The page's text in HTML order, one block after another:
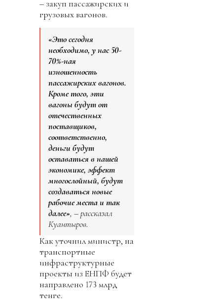
– закуп пассажирских и
грузовых вагонов.
«Это сегодня
необходимо, у нас 50-
70%-ная
изношенность
пассажирских вагонов.
Кроме того, эти
вагоны будут от
отечественных
поставщиков,
соответственно,
деньги будут
оставаться в нашей
экономике, эффект
многослойный, будут
создаваться новые
рабочие места и так
далее», – рассказал
Куантыров.
Как уточнил министр, на
транспортные
инфраструктурные
проекты из ЕНПФ будет
направлено 173 млрд
тенге.